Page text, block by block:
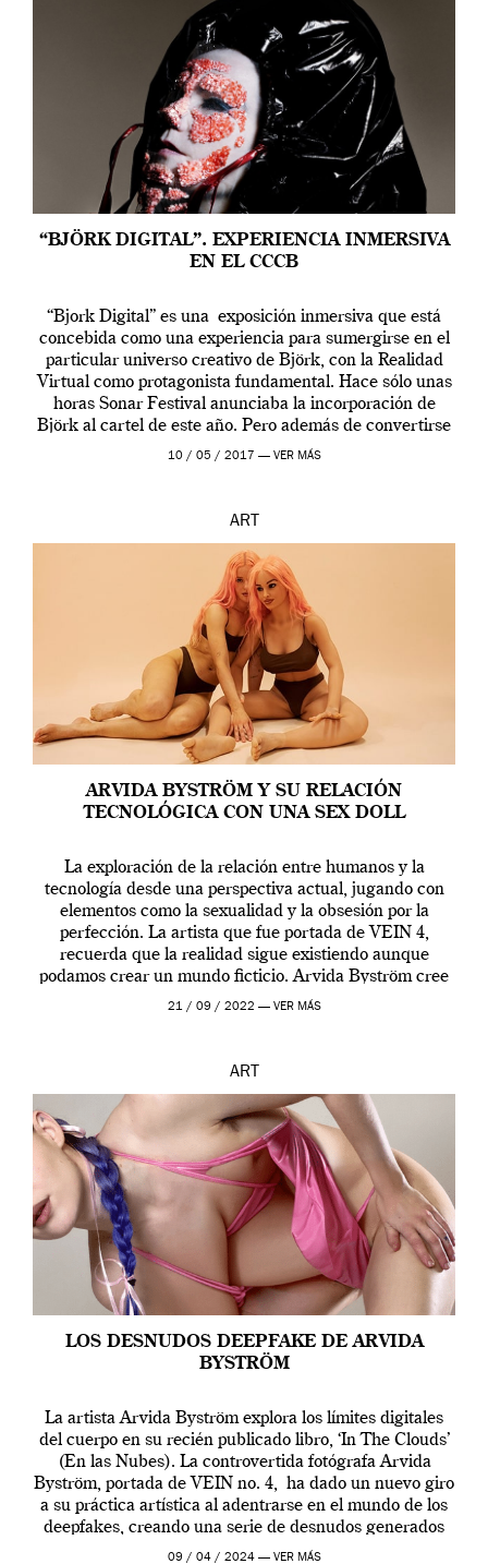
“BJÖRK DIGITAL”. EXPERIENCIA INMERSIVA
EN EL CCCB
“Bjork Digital” es una exposición inmersiva que está
concebida como una experiencia para sumergirse en el
particular universo creativo de Björk, con la Realidad
Virtual como protagonista fundamental. Hace sólo unas
horas Sonar Festival anunciaba la incorporación de
Björk al cartel de este año. Pero además de convertirse
en una de las actuaciones más relevantes […]
10 / 05 / 2017 — VER MÁS
ART
ARVIDA BYSTRÖM Y SU RELACIÓN
TECNOLÓGICA CON UNA SEX DOLL
La exploración de la relación entre humanos y la
tecnología desde una perspectiva actual, jugando con
elementos como la sexualidad y la obsesión por la
perfección. La artista que fue portada de VEIN 4,
recuerda que la realidad sigue existiendo aunque
podamos crear un mundo ficticio. Arvida Byström cree
que los humanos tienen un complejo […]
21 / 09 / 2022 — VER MÁS
ART
LOS DESNUDOS DEEPFAKE DE ARVIDA
BYSTRÖM
La artista Arvida Byström explora los límites digitales
del cuerpo en su recién publicado libro, ‘In The Clouds’
(En las Nubes). La controvertida fotógrafa Arvida
Byström, portada de VEIN no. 4, ha dado un nuevo giro
a su práctica artística al adentrarse en el mundo de los
deepfakes, creando una serie de desnudos generados
por […]
09 / 04 / 2024 — VER MÁS